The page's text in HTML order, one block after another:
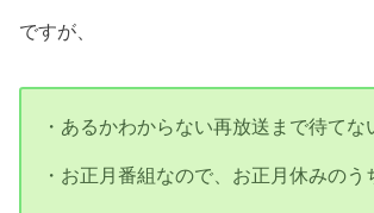
ですが、
・あるかわからない再放送まで待てな
・お正月番組なので、お正月休みのう